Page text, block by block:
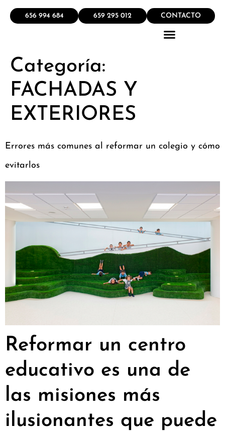
656 994 684 659 295 012 CONTACTO
Categoría:
FACHADAS Y
EXTERIORES
Errores más comunes al reformar un colegio y cómo
evitarlos
Reformar un centro
educativo es una de
las misiones más
ilusionantes que puede